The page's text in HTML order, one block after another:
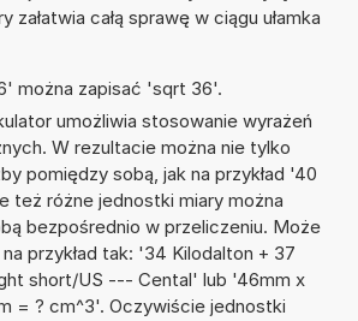
załatwia całą sprawę w ciągu ułamka
można zapisać 'sqrt 36'.
umożliwia stosowanie wyrażeń
W rezultacie można nie tylko
pomiędzy sobą, jak na przykład '40
też różne jednostki miary można
bezpośrednio w przeliczeniu. Może
przykład tak: '34 Kilodalton + 37
short/US --- Cental' lub '46mm x
= ? cm^3'. Oczywiście jednostki